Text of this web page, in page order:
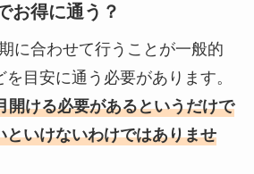
お得に通う？
に合わせて行うことが一般的
目安に通う必要があります。
開ける必要があるというだけで
といけないわけではありませ